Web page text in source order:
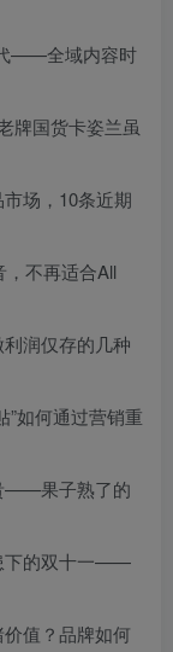
——全域内容时
牌国货卡姿兰虽
场，10条近期
，不再适合All
润仅存的几种
”如何通过营销重
——果子熟了的
下的双十一——
值？品牌如何